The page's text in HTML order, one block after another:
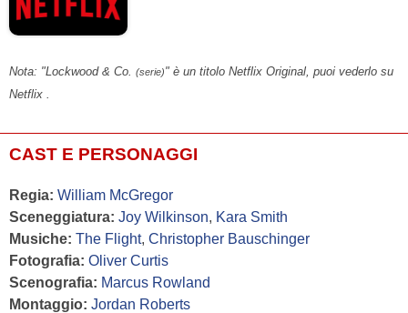
Nota: "Lockwood & Co. (serie)" è un titolo Netflix Original, puoi vederlo su
Netflix .
CAST E PERSONAGGI
Regia: William McGregor
Sceneggiatura: Joy Wilkinson, Kara Smith
Musiche: The Flight, Christopher Bauschinger
Fotografia: Oliver Curtis
Scenografia: Marcus Rowland
Montaggio: Jordan Roberts